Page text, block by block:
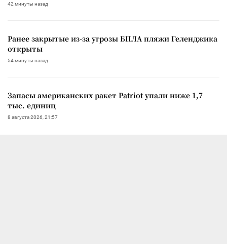
42 минуты назад
Ранее закрытые из-за угрозы БПЛА пляжи Геленджика
открыты
54 минуты назад
Запасы американских ракет Patriot упали ниже 1,7
тыс. единиц
8 августа 2026, 21:57